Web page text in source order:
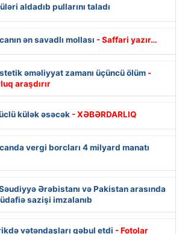
aldadıb pullarını taladı
ən savadlı mollası - Saffari yazır…
əməliyyat zamanı üçüncü ölüm -
araşdırır
külək əsəcək - XƏBƏRDARLIQ
vergi borcları 4 milyard manatı
Ərəbistanı və Pakistan arasında
sazişi imzalanıb
vətəndaşları qəbul etdi - Fotolar